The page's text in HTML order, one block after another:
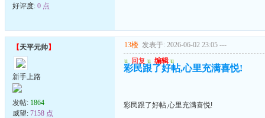
好评度: 0 点
【天平元帅】
新手上路
发帖: 1864
威望: 7158 点
13楼 发表于: 2026-06-02 23:05 ---
u 回复 u 编辑 u
彩民跟了好帖,心里充满喜悦!
彩民跟了好帖,心里充满喜悦!